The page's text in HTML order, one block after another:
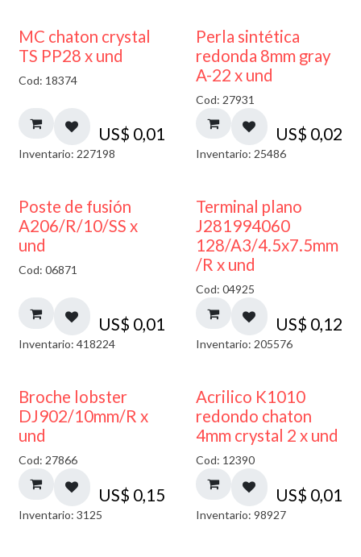
MC chaton crystal
TS PP28 x und
Cod: 18374
US$ 0,01
Inventario: 227198
Perla sintética
redonda 8mm gray
A-22 x und
Cod: 27931
US$ 0,02
Inventario: 25486
Poste de fusión
A206/R/10/SS x
und
Cod: 06871
US$ 0,01
Inventario: 418224
Terminal plano
J281994060
128/A3/4.5x7.5mm
/R x und
Cod: 04925
US$ 0,12
Inventario: 205576
Broche lobster
DJ902/10mm/R x
und
Cod: 27866
US$ 0,15
Inventario: 3125
50% DESCUENTO
Acrilico K1010
redondo chaton
4mm crystal 2 x und
Cod: 12390
US$ 0,01
Inventario: 98927